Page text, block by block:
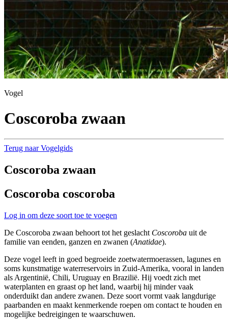
Vogel
Coscoroba zwaan
Terug naar Vogelgids
Coscoroba zwaan
Coscoroba coscoroba
Log in om deze soort toe te voegen
De Coscoroba zwaan behoort tot het geslacht Coscoroba uit de
familie van eenden, ganzen en zwanen (Anatidae).
Deze vogel leeft in goed begroeide zoetwatermoerassen, lagunes en
soms kunstmatige waterreservoirs in Zuid-Amerika, vooral in landen
als Argentinië, Chili, Uruguay en Brazilië. Hij voedt zich met
waterplanten en graast op het land, waarbij hij minder vaak
onderduikt dan andere zwanen. Deze soort vormt vaak langdurige
paarbanden en maakt kenmerkende roepen om contact te houden en
mogelijke bedreigingen te waarschuwen.